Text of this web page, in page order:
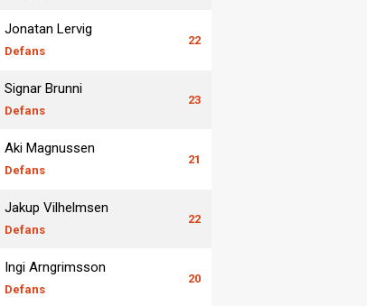
Jonatan Lervig
Defans
22
Signar Brunni
Defans
23
Aki Magnussen
Defans
21
Jakup Vilhelmsen
Defans
22
Ingi Arngrimsson
Defans
20